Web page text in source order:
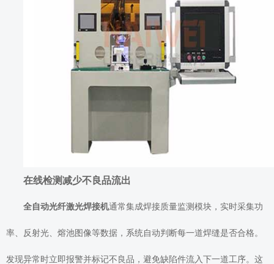
在线检测减少不良品流出
全自动光纤激光焊接机通常集成焊接质量监测模块，实时采集功
率、反射光、熔池图像等数据，系统自动判断每一道焊缝是否合格。
发现异常时立即报警并标记不良品，避免缺陷件流入下一道工序。这